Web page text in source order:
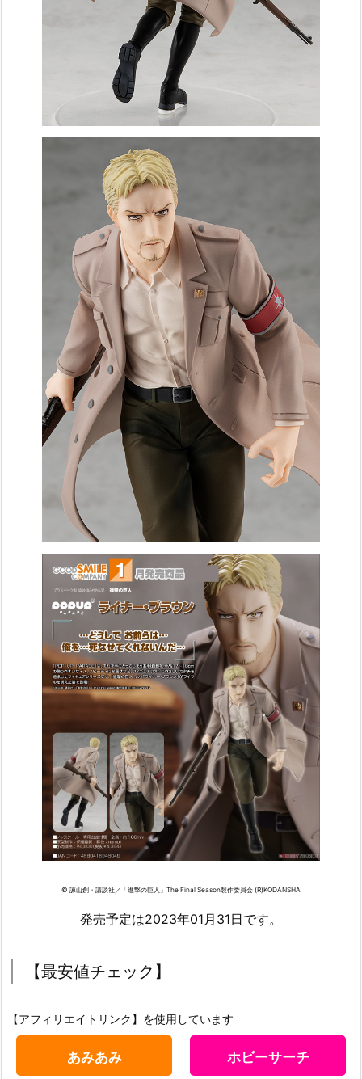
© 諫山創・講談社／「進撃の巨人」The Final Season製作委員会 (R)KODANSHA
発売予定は2023年01月31日です。
【最安値チェック】
【アフィリエイトリンク】を使用しています
あみあみ ホビーサーチ